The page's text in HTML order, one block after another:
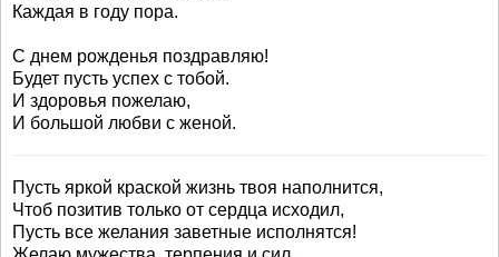
Каждая в году пора.
С днем рожденья поздравляю!
Будет пусть успех с тобой.
И здоровья пожелаю,
И большой любви с женой.
Пусть яркой краской жизнь твоя наполнится,
Чтоб позитив только от сердца исходил,
Пусть все желания заветные исполнятся!